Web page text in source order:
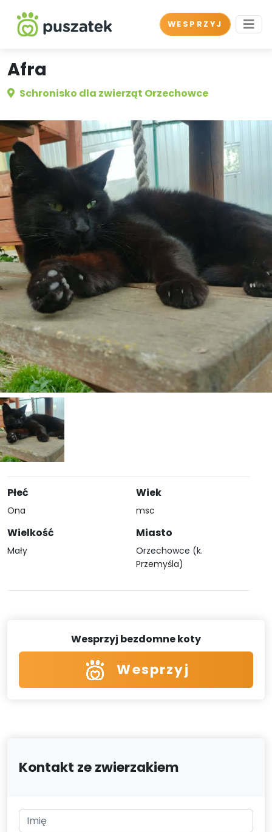
WESPRZYJ
Afra
Schronisko dla zwierząt Orzechowce
Płeć
Ona
Wielkość
Mały
Wiek
msc
Miasto
Orzechowce (k.
Przemyśla)
Wesprzyj bezdomne koty
Wesprzyj
Kontakt ze zwierzakiem